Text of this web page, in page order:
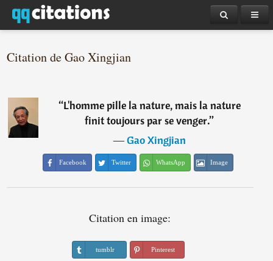
Citation de Gao Xingjian
“L'homme pille la nature, mais la nature
finit toujours par se venger.”
―Gao Xingjian
Facebook Twitter WhatsApp Image
Citation en image:
tumblr Pinterest